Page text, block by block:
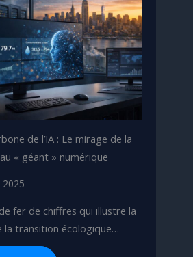
de l’IA : Le mirage de la
« géant » numérique
fer de chiffres qui illustre la
la transition écologique…